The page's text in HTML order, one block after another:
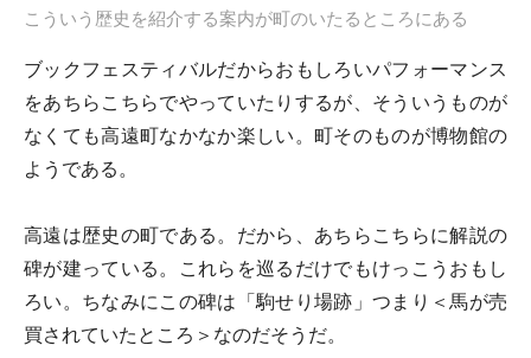
こういう歴史を紹介する案内が町のいたるところにある
ブックフェスティバルだからおもしろいパフォーマンス
をあちらこちらでやっていたりするが、そういうものが
なくても高遠町なかなか楽しい。町そのものが博物館の
ようである。
高遠は歴史の町である。だから、あちらこちらに解説の
碑が建っている。これらを巡るだけでもけっこうおもし
ろい。ちなみにこの碑は「駒せり場跡」つまり＜馬が売
買されていたところ＞なのだそうだ。